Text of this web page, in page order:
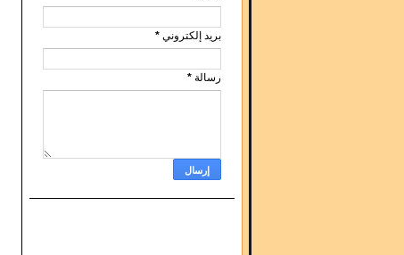
بريد إلكتروني *
رسالة *